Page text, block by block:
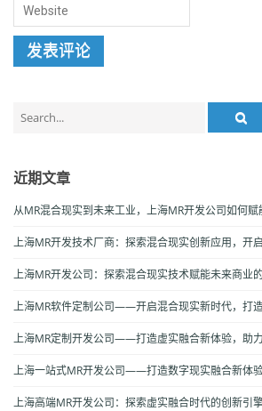
for:
近期文章
从MR混合现实到未来工业，上海MR开发公司如何
上海MR开发技术厂商：探索混合现实创新应用，开
上海MR开发公司：探索混合现实技术赋能未来商业
上海MR软件定制公司——开启混合现实新时代，打
上海MR定制开发公司——打造虚实融合新体验，助
上海一站式MR开发公司——打造数字现实融合新体
上海高端MR开发公司：探索虚实融合时代的创新引